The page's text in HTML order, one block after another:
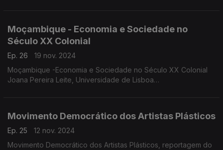
Moçambique - Economia e Sociedade no
Século XX Colonial
Ep. 26
19 nov. 2024
Moçambique -Economia e Sociedade no Século XX Colonial
Joana Pereira Leite, Universidade de Lisboa
Movimento Democrático dos Artistas Plásticos
Ep. 25
12 nov. 2024
Movimento Democrático dos Artistas Plásticos, reportagem do